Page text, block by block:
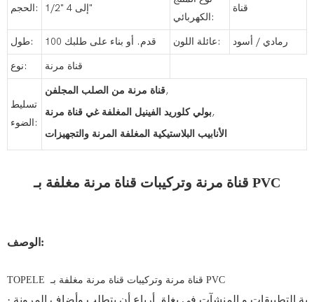
الحجم: 1/2" إلى 4"
الكهربائي:
قناة
طول: 100 قدم. أو بناء على طلبك عائلة اللون: رمادي / أسود
نوع: قناة مرنة
تسليط
الضوء:
قناة مرنة من الصلب المجلفن,
بولي كلوريد الفينيل المغلفة غي قناة مرنة,
الأنابيب البلاستيكية المغلفة المرنة والتجهيزات
قناة مرنة وتركيبات قناة مرنة مغلفة بـ PVC
الوصف:
TOPELE قناة مرنة وتركيبات قناة مرنة مغلفة بـ PVC